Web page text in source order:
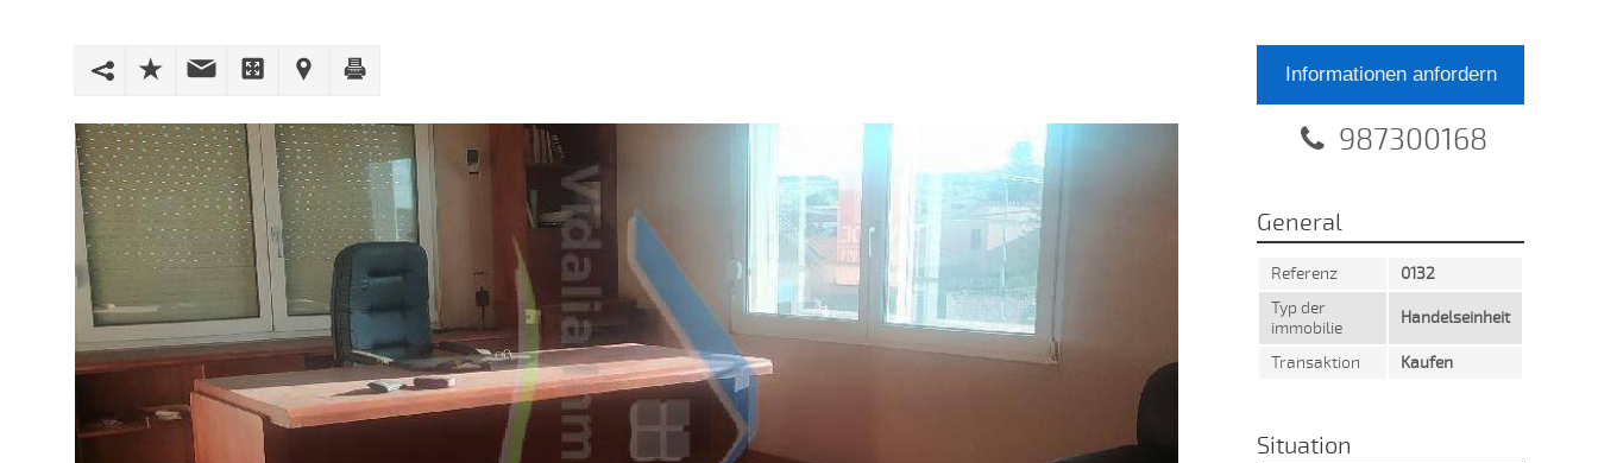
Informationen anfordern
987300168
General
Referenz
0132
Typ der
immobilie
Handelseinheit
Transaktion Kaufen
Situation